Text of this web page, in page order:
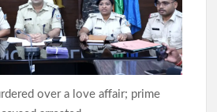
ने रुकवाया वितरण, पहले मरम्मत
विवाद: विधानसभा घेराव के दौरान
फेंकी गई स्याही
over a love affair; prime